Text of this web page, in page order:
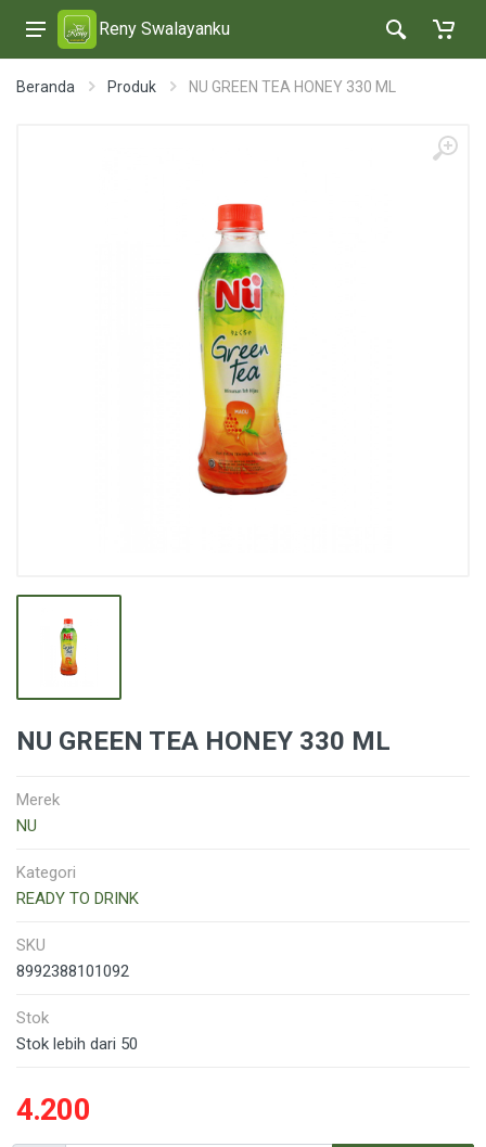
Reny Swalayanku
Beranda Produk NU GREEN TEA HONEY 330 ML
NU GREEN TEA HONEY 330 ML
Merek
NU
Kategori
READY TO DRINK
SKU
8992388101092
Stok
Stok lebih dari 50
4.200